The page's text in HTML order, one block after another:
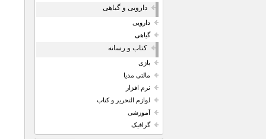
دارویی و گیاهی
دارویی
گیاهی
کتاب و رسانه
بازی
مالتی مدیا
نرم افزار
لوازم التحریر و کتاب
آموزشی
گرافیک